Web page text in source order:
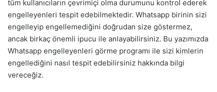
tüm kullanıcıların çevrimiçi olma durumunu kontrol ederek
engelleyenleri tespit edebilmektedir. Whatsapp birinin sizi
engelleyip engellemediğini doğrudan size göstermez,
ancak birkaç önemli ipucu ile anlayabilirsiniz. Bu yazımızda
Whatsapp engelleyenleri görme programı ile sizi kimlerin
engellediğini nasıl tespit edebilirsiniz hakkında bilgi
vereceğiz.